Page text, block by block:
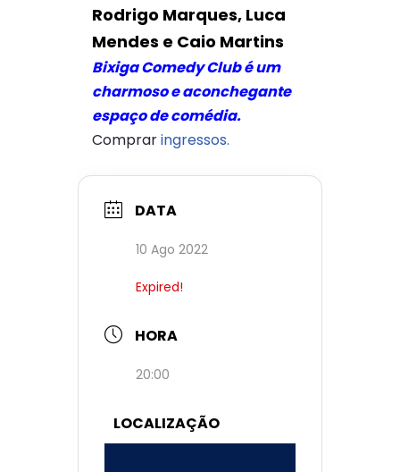
Rodrigo Marques, Luca
Mendes e Caio Martins
Bixiga Comedy Club é um
charmoso e aconchegante
espaço de comédia.
Compraringressos.
DATA
10 Ago 2022
Expired!
HORA
20:00
LOCALIZAÇÃO